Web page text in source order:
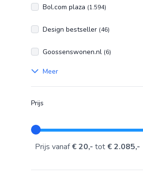
Bol.com plaza (1.594)
Design bestseller (46)
Goossenswonen.nl (6)
Meer
Prijs
Prijs vanaf€ 20,- tot € 2.085,-